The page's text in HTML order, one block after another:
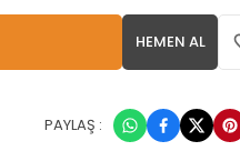
HEMEN AL
PAYLAŞ :